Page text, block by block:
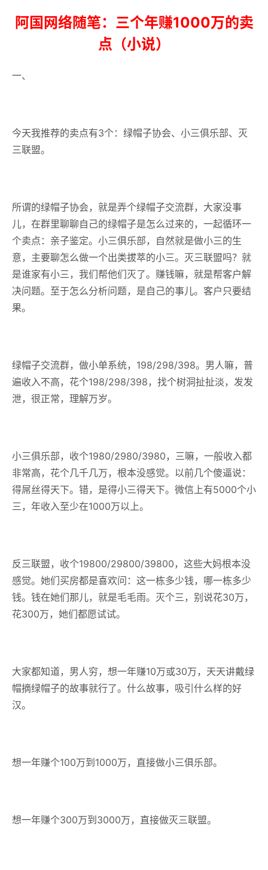
阿国网络随笔：三个年赚1000万的卖
点（小说）
一、
今天我推荐的卖点有3个：绿帽子协会、小三俱乐部、灭
三联盟。
所谓的绿帽子协会，就是弄个绿帽子交流群，大家没事
儿，在群里聊聊自己的绿帽子是怎么过来的，一起循环一
个卖点：亲子鉴定。小三俱乐部，自然就是做小三的生
意，主要聊怎么做一个出类拔萃的小三。灭三联盟吗？就
是谁家有小三，我们帮他们灭了。赚钱嘛，就是帮客户解
决问题。至于怎么分析问题，是自己的事儿。客户只要结
果。
绿帽子交流群，做小单系统，198/298/398。男人嘛，普
遍收入不高，花个198/298/398，找个树洞扯扯淡，发发
泄，很正常，理解万岁。
小三俱乐部，收个1980/2980/3980，三嘛，一般收入都
非常高，花个几千几万，根本没感觉。以前几个傻逼说：
得屌丝得天下。错，是得小三得天下。微信上有5000个小
三，年收入至少在1000万以上。
反三联盟，收个19800/29800/39800，这些大妈根本没
感觉。她们买房都是喜欢问：这一栋多少钱，哪一栋多少
钱。钱在她们那儿，就是毛毛雨。灭个三，别说花30万，
花300万，她们都愿试试。
大家都知道，男人穷，想一年赚10万或30万，天天讲戴绿
帽摘绿帽子的故事就行了。什么故事，吸引什么样的好
汉。
想一年赚个100万到1000万，直接做小三俱乐部。
想一年赚个300万到3000万，直接做灭三联盟。